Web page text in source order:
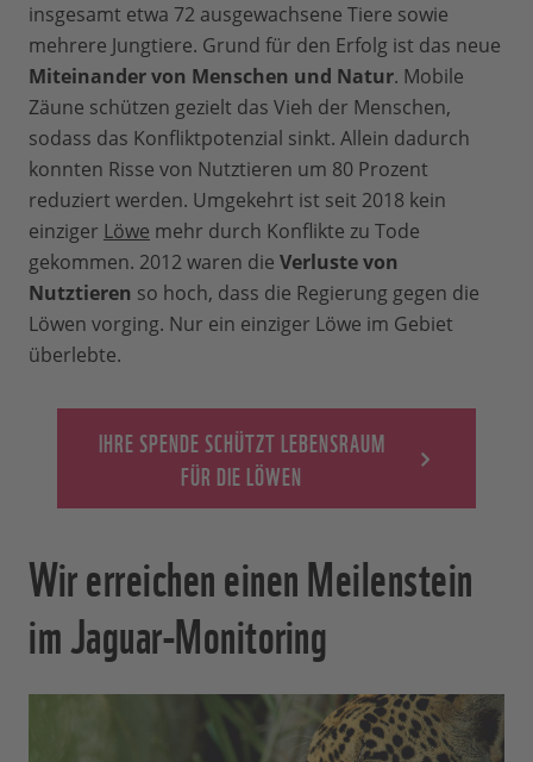
insgesamt etwa 72 ausgewachsene Tiere sowie
mehrere Jungtiere. Grund für den Erfolg ist das neue
Miteinander von Menschen und Natur. Mobile
Zäune schützen gezielt das Vieh der Menschen,
sodass das Konfliktpotenzial sinkt. Allein dadurch
konnten Risse von Nutztieren um 80 Prozent
reduziert werden. Umgekehrt ist seit 2018 kein
einziger Löwe mehr durch Konflikte zu Tode
gekommen. 2012 waren die Verluste von
Nutztieren so hoch, dass die Regierung gegen die
Löwen vorging. Nur ein einziger Löwe im Gebiet
überlebte.
IHRE SPENDE SCHÜTZT LEBENSRAUM
FÜR DIE LÖWEN
Wir erreichen einen Meilenstein
im Jaguar-Monitoring